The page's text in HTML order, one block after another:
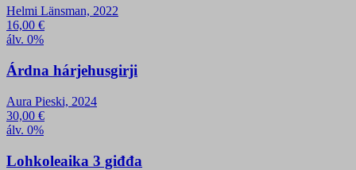
Helmi Länsman, 2022
16,00 €
álv. 0%
Árdna hárjehusgirji
Aura Pieski, 2024
30,00 €
álv. 0%
Lohkoleaika 3 giđđa